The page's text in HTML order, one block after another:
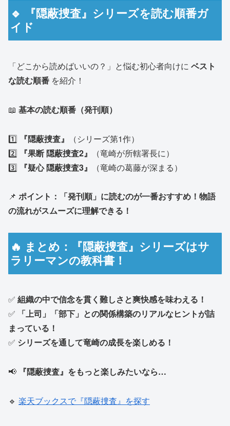
🔹 『隠蔽捜査』シリーズを読む順番ガ
イド
「どこから読めばいいの？」と悩む初心者向けに ベスト
な読む順番 を紹介！
📖 基本の読む順番（発刊順）
1️⃣ 『隠蔽捜査』
（シリーズ第1作）
2️⃣
『果断 隠蔽捜査2』
（竜崎が所轄署長に）
3️⃣
『疑心 隠蔽捜査3』 （竜崎の葛藤が深まる）
📌 ポイント：「発刊順」に読むのが一番おすすめ！物語
の流れがスムーズに理解できる！
🔥 まとめ：『隠蔽捜査』シリーズはサ
ラリーマンの教科書！
✅ 組織の中で信念を貫く難しさと爽快感を味わえる！
✅
「上司」「部下」との関係構築のリアルなヒントが詰
まっている！
✅ シリーズを通して竜崎の成長を楽しめる！
📢 『隠蔽捜査』をもっと楽しみたいなら…
🔹 楽天ブックスで『隠蔽捜査』を探す